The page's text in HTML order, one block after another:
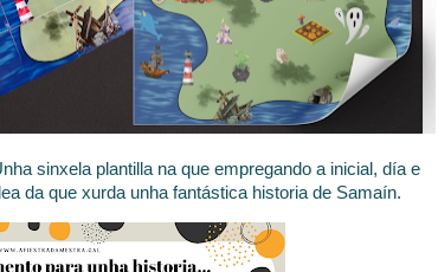
sinxela plantilla na que empregando a inicial, día e
da que xurda unha fantástica historia de Samaín.